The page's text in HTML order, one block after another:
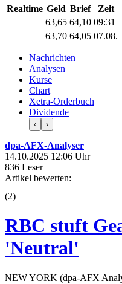
Realtime Geld Brief
Zeit
63,65 64,10 09:31
63,70 64,05 07.08.
Nachrichten
Analysen
Kurse
Chart
Xetra-Orderbuch
Dividende
‹ ›
dpa-AFX-Analyser
14.10.2025 12:06 Uhr
836 Leser
Artikel bewerten:
(2)
RBC stuft
'Neutral'
NEW YORK (dpa-AFX